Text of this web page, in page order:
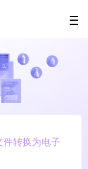
件转换为电子